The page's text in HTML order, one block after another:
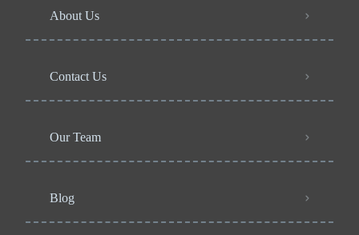
About Us
Contact Us
Our Team
Blog